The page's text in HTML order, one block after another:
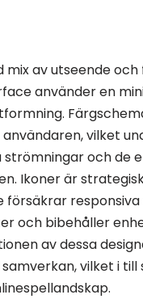
mix av utseende
använder en
vilket
och de
Ikoner är
och bibehåller
av dessa
vilket i till